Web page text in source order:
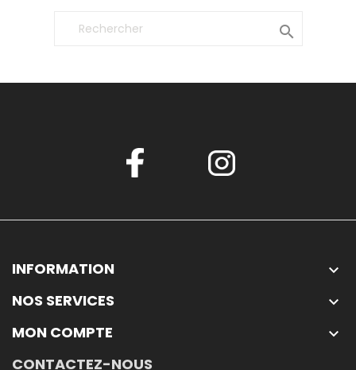

INFORMATION 
NOS SERVICES 
MON COMPTE 
CONTACTEZ-NOUS